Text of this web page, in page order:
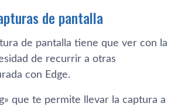
de pantalla
de pantalla tiene que ver con la
de recurrir a otras
con Edge.
que te permite llevar la captura a